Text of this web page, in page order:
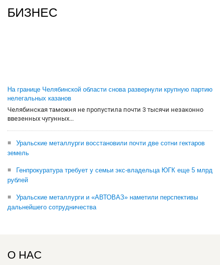
БИЗНЕС
На границе Челябинской области снова развернули крупную партию
нелегальных казанов
Челябинская таможня не пропустила почти 3 тысячи незаконно
ввезенных чугунных...
Уральские металлурги восстановили почти две сотни гектаров
земель
Генпрокуратура требует у семьи экс-владельца ЮГК еще 5 млрд
рублей
Уральские металлурги и «АВТОВАЗ» наметили перспективы
дальнейшего сотрудничества
О НАС